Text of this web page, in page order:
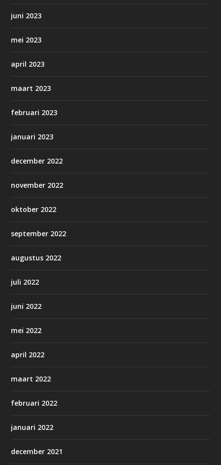
juni 2023
mei 2023
april 2023
maart 2023
februari 2023
januari 2023
december 2022
november 2022
oktober 2022
september 2022
augustus 2022
juli 2022
juni 2022
mei 2022
april 2022
maart 2022
februari 2022
januari 2022
december 2021